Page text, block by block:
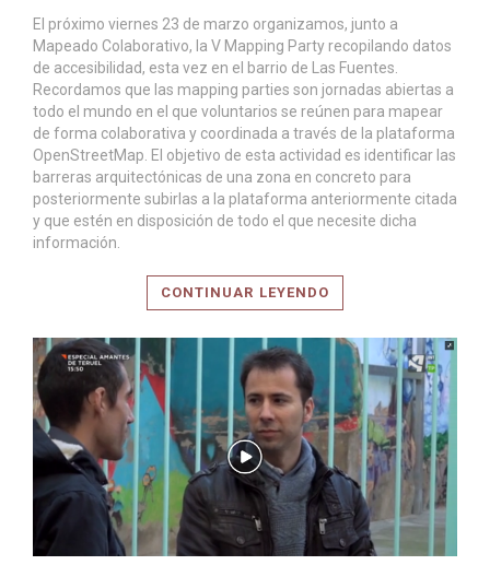
El próximo viernes 23 de marzo organizamos, junto a
Mapeado Colaborativo, la V Mapping Party recopilando datos
de accesibilidad, esta vez en el barrio de Las Fuentes.
Recordamos que las mapping parties son jornadas abiertas a
todo el mundo en el que voluntarios se reúnen para mapear
de forma colaborativa y coordinada a través de la plataforma
OpenStreetMap. El objetivo de esta actividad es identificar las
barreras arquitectónicas de una zona en concreto para
posteriormente subirlas a la plataforma anteriormente citada
y que estén en disposición de todo el que necesite dicha
información.
CONTINUAR LEYENDO
LEER MÁS